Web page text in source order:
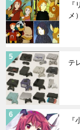
メ）
テ
『